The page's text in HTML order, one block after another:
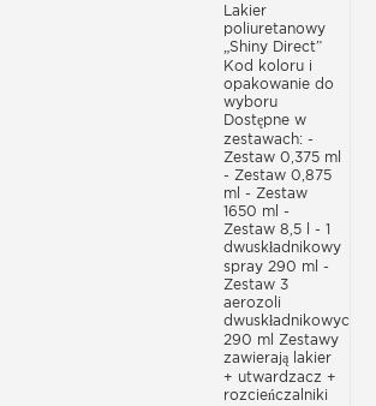
Lakier
poliuretanowy
„Shiny Direct”
Kod koloru i
opakowanie do
wyboru
Dostępne w
zestawach: -
Zestaw 0,375 ml
- Zestaw 0,875
ml - Zestaw
1650 ml -
Zestaw 8,5 l - 1
dwuskładnikowy
spray 290 ml -
Zestaw 3
aerozoli
dwuskładnikowych
290 ml Zestawy
zawierają lakier
+ utwardzacz +
rozcieńczalniki